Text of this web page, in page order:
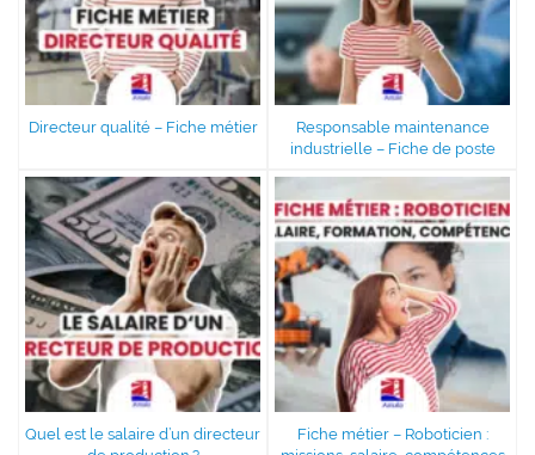
Directeur qualité – Fiche métier
Responsable maintenance
industrielle – Fiche de poste
Quel est le salaire d’un directeur
Fiche métier – Roboticien :